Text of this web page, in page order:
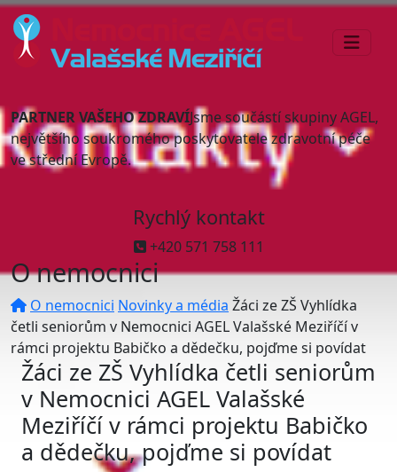
PARTNER VAŠEHO ZDRAVÍJsme součástí skupiny AGEL,
největšího soukromého poskytovatele zdravotní péče
ve střední Evropě.
Rychlý kontakt
+420 571 758 111
O nemocnici
O nemocnici Novinky a média Žáci ze ZŠ Vyhlídka
četli seniorům v Nemocnici AGEL Valašské Meziříčí v
rámci projektu Babičko a dědečku, pojďme si povídat
Žáci ze ZŠ Vyhlídka četli seniorům
v Nemocnici AGEL Valašské
Meziříčí v rámci projektu Babičko
a dědečku, pojďme si povídat